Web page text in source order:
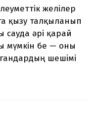
желілер
қызу талқыланып
сауда әрі қарай
мүмкін бе — оны
шешімі